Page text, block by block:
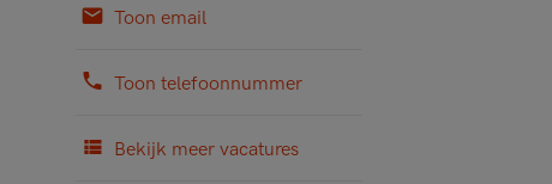
Toon email
Toon telefoonnummer
Bekijk meer vacatures